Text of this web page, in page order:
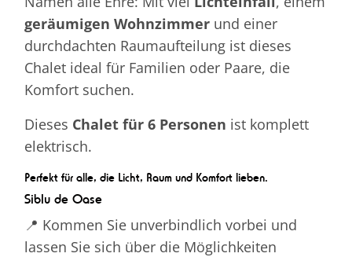
geräumigen Wohnzimmer und einer
durchdachten Raumaufteilung ist dieses
Chalet ideal für Familien oder Paare, die
Komfort suchen.
Dieses Chalet für 6 Personen ist komplett
elektrisch.
Perfekt für alle, die Licht, Raum und Komfort lieben.
Siblu de Oase
📍 Kommen Sie unverbindlich vorbei und
lassen Sie sich über die Möglichkeiten